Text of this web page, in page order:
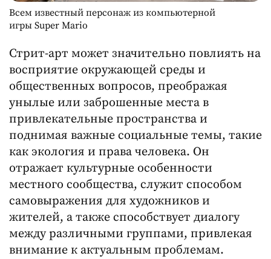
Всем известный персонаж из компьютерной
игры Super Mario
Стрит-арт может значительно повлиять на
восприятие окружающей среды и
общественных вопросов, преображая
унылые или заброшенные места в
привлекательные пространства и
поднимая важные социальные темы, такие
как экология и права человека. Он
отражает культурные особенности
местного сообщества, служит способом
самовыражения для художников и
жителей, а также способствует диалогу
между различными группами, привлекая
внимание к актуальным проблемам.